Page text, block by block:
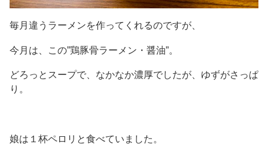
毎月違うラーメンを作ってくれるのですが、
今月は、この”鶏豚骨ラーメン・醤油”。
どろっとスープで、なかなか濃厚でしたが、ゆずがさっぱ
り。
娘は１杯ペロリと食べていました。